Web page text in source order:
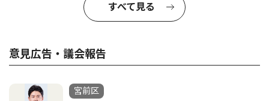
すべて見る
意見広告・議会報告
宮前区